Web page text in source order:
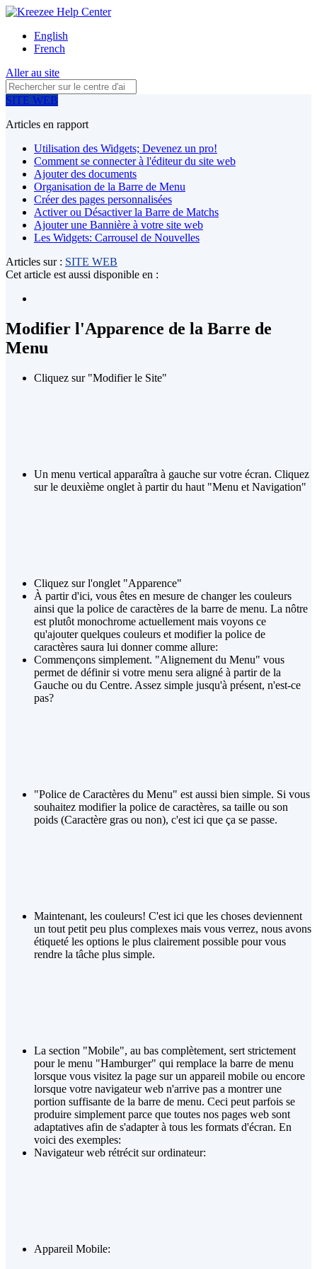
English
French
Aller au site
SITE WEB
Articles en rapport
Utilisation des Widgets; Devenez un pro!
Comment se connecter à l'éditeur du site web
Ajouter des documents
Organisation de la Barre de Menu
Créer des pages personnalisées
Activer ou Désactiver la Barre de Matchs
Ajouter une Bannière à votre site web
Les Widgets: Carrousel de Nouvelles
Articles sur : SITE WEB
Cet article est aussi disponible en :
Modifier l'Apparence de la Barre de
Menu
Cliquez sur "Modifier le Site"
Un menu vertical apparaîtra à gauche sur votre écran. Cliquez
sur le deuxième onglet à partir du haut "Menu et Navigation"
Cliquez sur l'onglet "Apparence"
À partir d'ici, vous êtes en mesure de changer les couleurs
ainsi que la police de caractères de la barre de menu. La nôtre
est plutôt monochrome actuellement mais voyons ce
qu'ajouter quelques couleurs et modifier la police de
caractères saura lui donner comme allure:
Commençons simplement. "Alignement du Menu" vous
permet de définir si votre menu sera aligné à partir de la
Gauche ou du Centre. Assez simple jusqu'à présent, n'est-ce
pas?
"Police de Caractères du Menu" est aussi bien simple. Si vous
souhaitez modifier la police de caractères, sa taille ou son
poids (Caractère gras ou non), c'est ici que ça se passe.
Maintenant, les couleurs! C'est ici que les choses deviennent
un tout petit peu plus complexes mais vous verrez, nous avons
étiqueté les options le plus clairement possible pour vous
rendre la tâche plus simple.
La section "Mobile", au bas complètement, sert strictement
pour le menu "Hamburger" qui remplace la barre de menu
lorsque vous visitez la page sur un appareil mobile ou encore
lorsque votre navigateur web n'arrive pas a montrer une
portion suffisante de la barre de menu. Ceci peut parfois se
produire simplement parce que toutes nos pages web sont
adaptatives afin de s'adapter à tous les formats d'écran. En
voici des exemples:
Navigateur web rétrécit sur ordinateur:
Appareil Mobile: